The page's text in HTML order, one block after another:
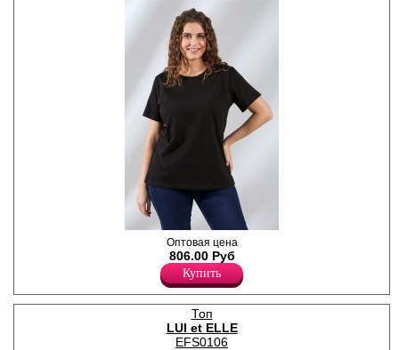
Футболка женская из
трикотажного гладкокрашего
полотна "кулирка",
классического кроя,
короткими втачными
рукавами, овальной
Лайкра 5%
Хлопок 95%
Оптовая цена
806.00 Руб
Купить
Топ
LUI et ELLE
EFS0106